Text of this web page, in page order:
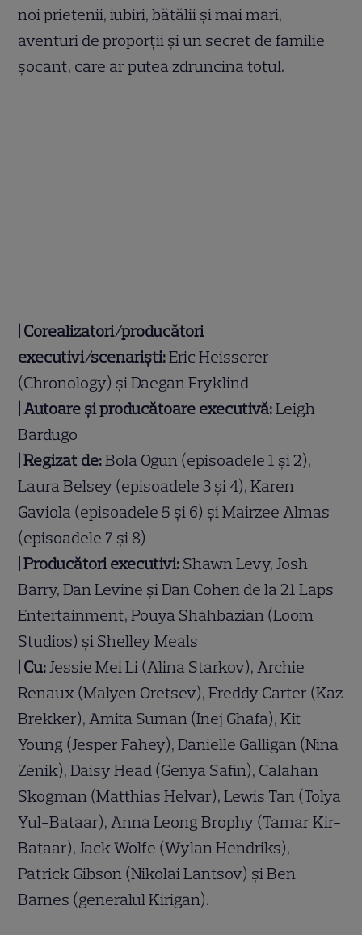
noi prietenii, iubiri, bătălii și mai mari,
aventuri de proporții și un secret de familie
șocant, care ar putea zdruncina totul.
| Corealizatori/producători
executivi/scenariști:Eric Heisserer
(Chronology) și Daegan Fryklind
| Autoare și producătoare executivă:Leigh
Bardugo
| Regizat de:Bola Ogun (episoadele 1 și 2),
Laura Belsey (episoadele 3 și 4), Karen
Gaviola (episoadele 5 și 6) și Mairzee Almas
(episoadele 7 și 8)
| Producători executivi: Shawn Levy, Josh
Barry, Dan Levine și Dan Cohen de la 21 Laps
Entertainment, Pouya Shahbazian (Loom
Studios) și Shelley Meals
| Cu:Jessie Mei Li (Alina Starkov), Archie
Renaux (Malyen Oretsev), Freddy Carter (Kaz
Brekker), Amita Suman (Inej Ghafa), Kit
Young (Jesper Fahey), Danielle Galligan (Nina
Zenik), Daisy Head (Genya Safin), Calahan
Skogman (Matthias Helvar), Lewis Tan (Tolya
Yul-Bataar), Anna Leong Brophy (Tamar Kir-
Bataar), Jack Wolfe (Wylan Hendriks),
Patrick Gibson (Nikolai Lantsov) și Ben
Barnes (generalul Kirigan).